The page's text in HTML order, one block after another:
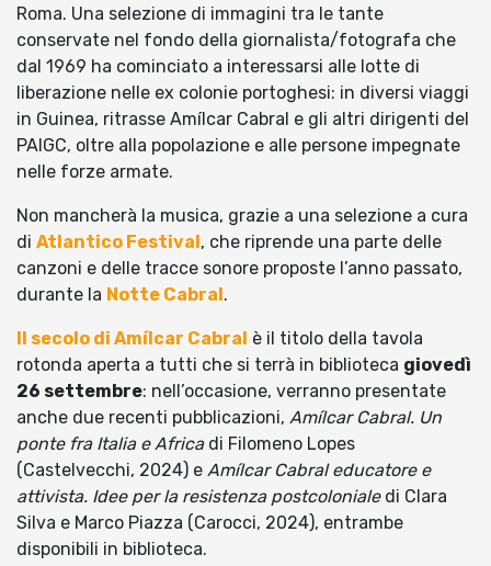
Roma. Una selezione di immagini tra le tante
conservate nel fondo della giornalista/fotografa che
dal 1969 ha cominciato a interessarsi alle lotte di
liberazione nelle ex colonie portoghesi: in diversi viaggi
in Guinea, ritrasse Amílcar Cabral e gli altri dirigenti del
PAIGC, oltre alla popolazione e alle persone impegnate
nelle forze armate.
Non mancherà la musica, grazie a una selezione a cura
di Atlantico Festival , che riprende una parte delle
canzoni e delle tracce sonore proposte l’anno passato,
durante la Notte Cabral .
Il secolo di Amílcar Cabral è il titolo della tavola
rotonda aperta a tutti che si terrà in biblioteca giovedì
26 settembre: nell’occasione, verranno presentate
anche due recenti pubblicazioni, Amílcar Cabral. Un
ponte fra Italia e Africa di Filomeno Lopes
(Castelvecchi, 2024) e Amílcar Cabral educatore e
attivista. Idee per la resistenza postcolonialedi Clara
Silva e Marco Piazza (Carocci, 2024), entrambe
disponibili in biblioteca.